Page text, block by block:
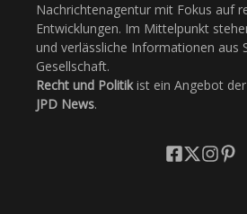
Nachrichtenagentur mit Fokus auf
Entwicklungen. Im Mittelpunkt
und verlässliche Informationen aus
Gesellschaft.
Recht und Politikist ein Angebot
JPD News.